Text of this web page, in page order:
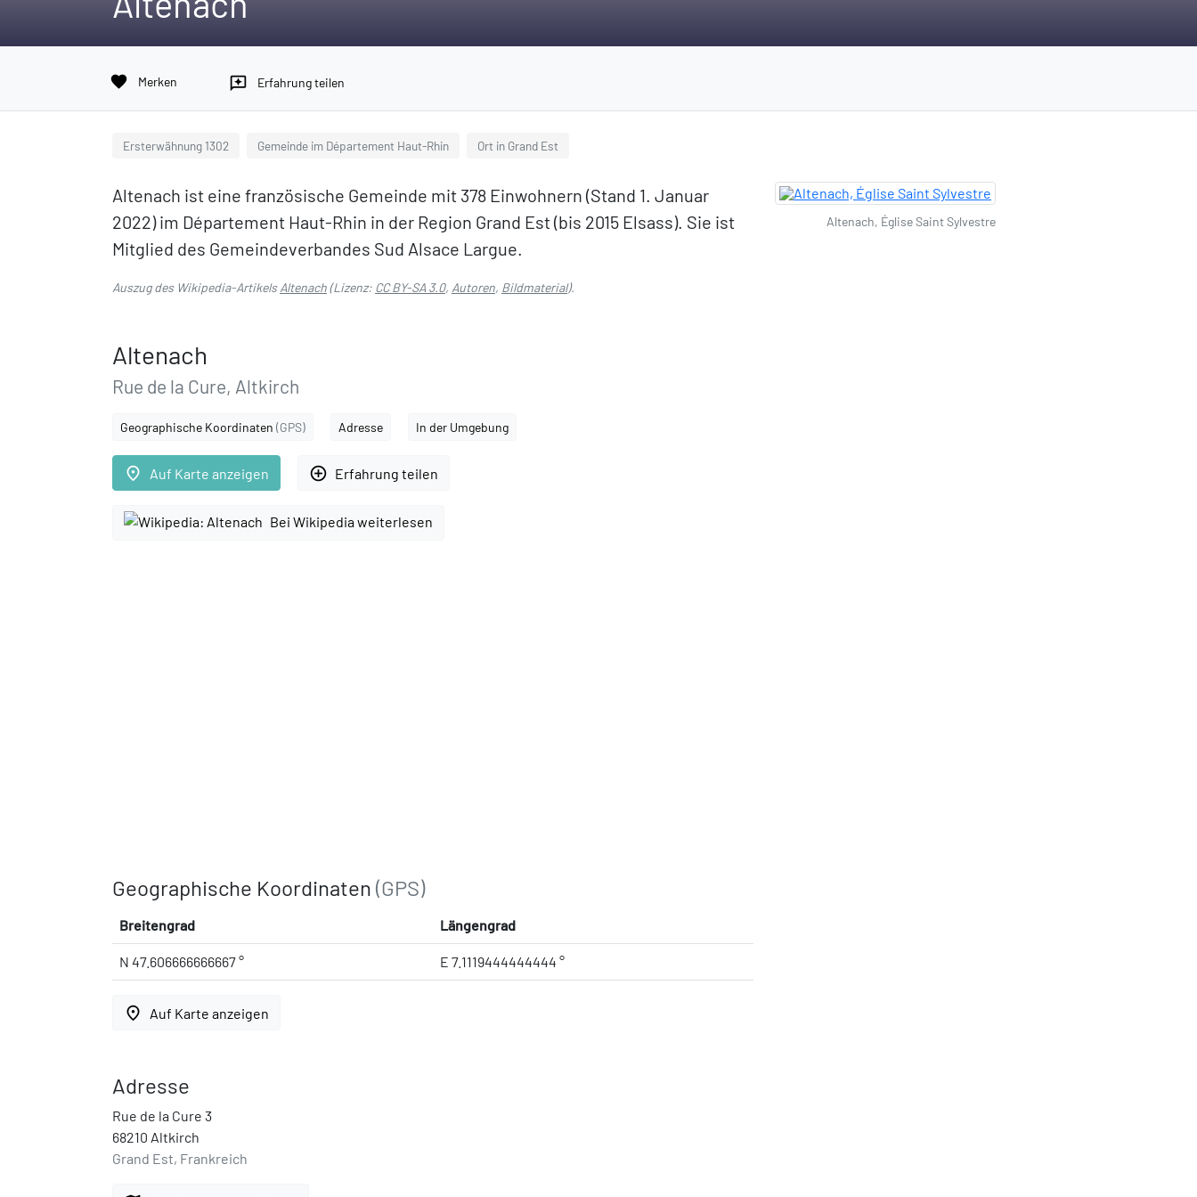
favorite Merken reviews Erfahrung teilen
Ersterwähnung 1302 Gemeinde im Département Haut-Rhin Ort in Grand Est
Altenach ist eine französische Gemeinde mit 378 Einwohnern (Stand 1. Januar
2022) im Département Haut-Rhin in der Region Grand Est (bis 2015 Elsass). Sie ist
Mitglied des Gemeindeverbandes Sud Alsace Largue.
Auszug des Wikipedia-ArtikelsAltenach(Lizenz: CC BY-SA 3.0, Autoren, Bildmaterial).
Altenach
Rue de la Cure, Altkirch
Geographische Koordinaten (GPS) Adresse In der Umgebung
place Auf Karte anzeigen add_circle_outline Erfahrung teilen
Bei Wikipedia weiterlesen
Geographische Koordinaten (GPS)
Breitengrad Längengrad
N 47.606666666667 ° E 7.1119444444444 °
place Auf Karte anzeigen
Adresse
Rue de la Cure 3
68210 Altkirch
Grand Est, Frankreich
Altenach, Église Saint Sylvestre